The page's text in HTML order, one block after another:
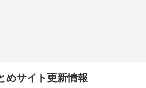
めサイト更新情報